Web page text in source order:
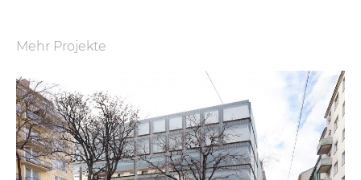
Mehr Projekte